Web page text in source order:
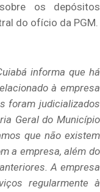
os depósitos
do ofício da PGM.
informa que há
à empresa
foram judicializados
Geral do Município
que não existem
a empresa, além do
A empresa
regularmente à